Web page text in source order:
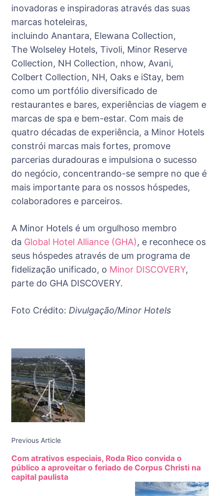
inovadoras e inspiradoras através das suas
marcas hoteleiras,
incluindo Anantara, Elewana Collection,
The Wolseley Hotels, Tivoli, Minor Reserve
Collection, NH Collection, nhow, Avani,
Colbert Collection, NH, Oaks e iStay, bem
como um portfólio diversificado de
restaurantes e bares, experiências de viagem e
marcas de spa e bem-estar. Com mais de
quatro décadas de experiência, a Minor Hotels
constrói marcas mais fortes, promove
parcerias duradouras e impulsiona o sucesso
do negócio, concentrando-se sempre no que é
mais importante para os nossos hóspedes,
colaboradores e parceiros.
A Minor Hotels é um orgulhoso membro
da Global Hotel Alliance (GHA), e reconhece os
seus hóspedes através de um programa de
fidelização unificado, o Minor DISCOVERY,
parte do GHA DISCOVERY.
Foto Crédito: Divulgação/Minor Hotels
Post
Navigation
Previous Article
Com atrativos especiais, Roda Rico convida o
público a aproveitar o feriado de Corpus Christi na
capital paulista